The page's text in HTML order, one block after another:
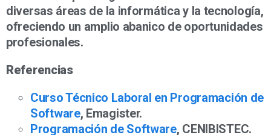
diversas áreas de la informática y la tecnología,
ofreciendo un amplio abanico de oportunidades
profesionales.
Referencias
Curso Técnico Laboral en Programación de
Software, Emagister.
Programación de Software, CENIBISTEC.